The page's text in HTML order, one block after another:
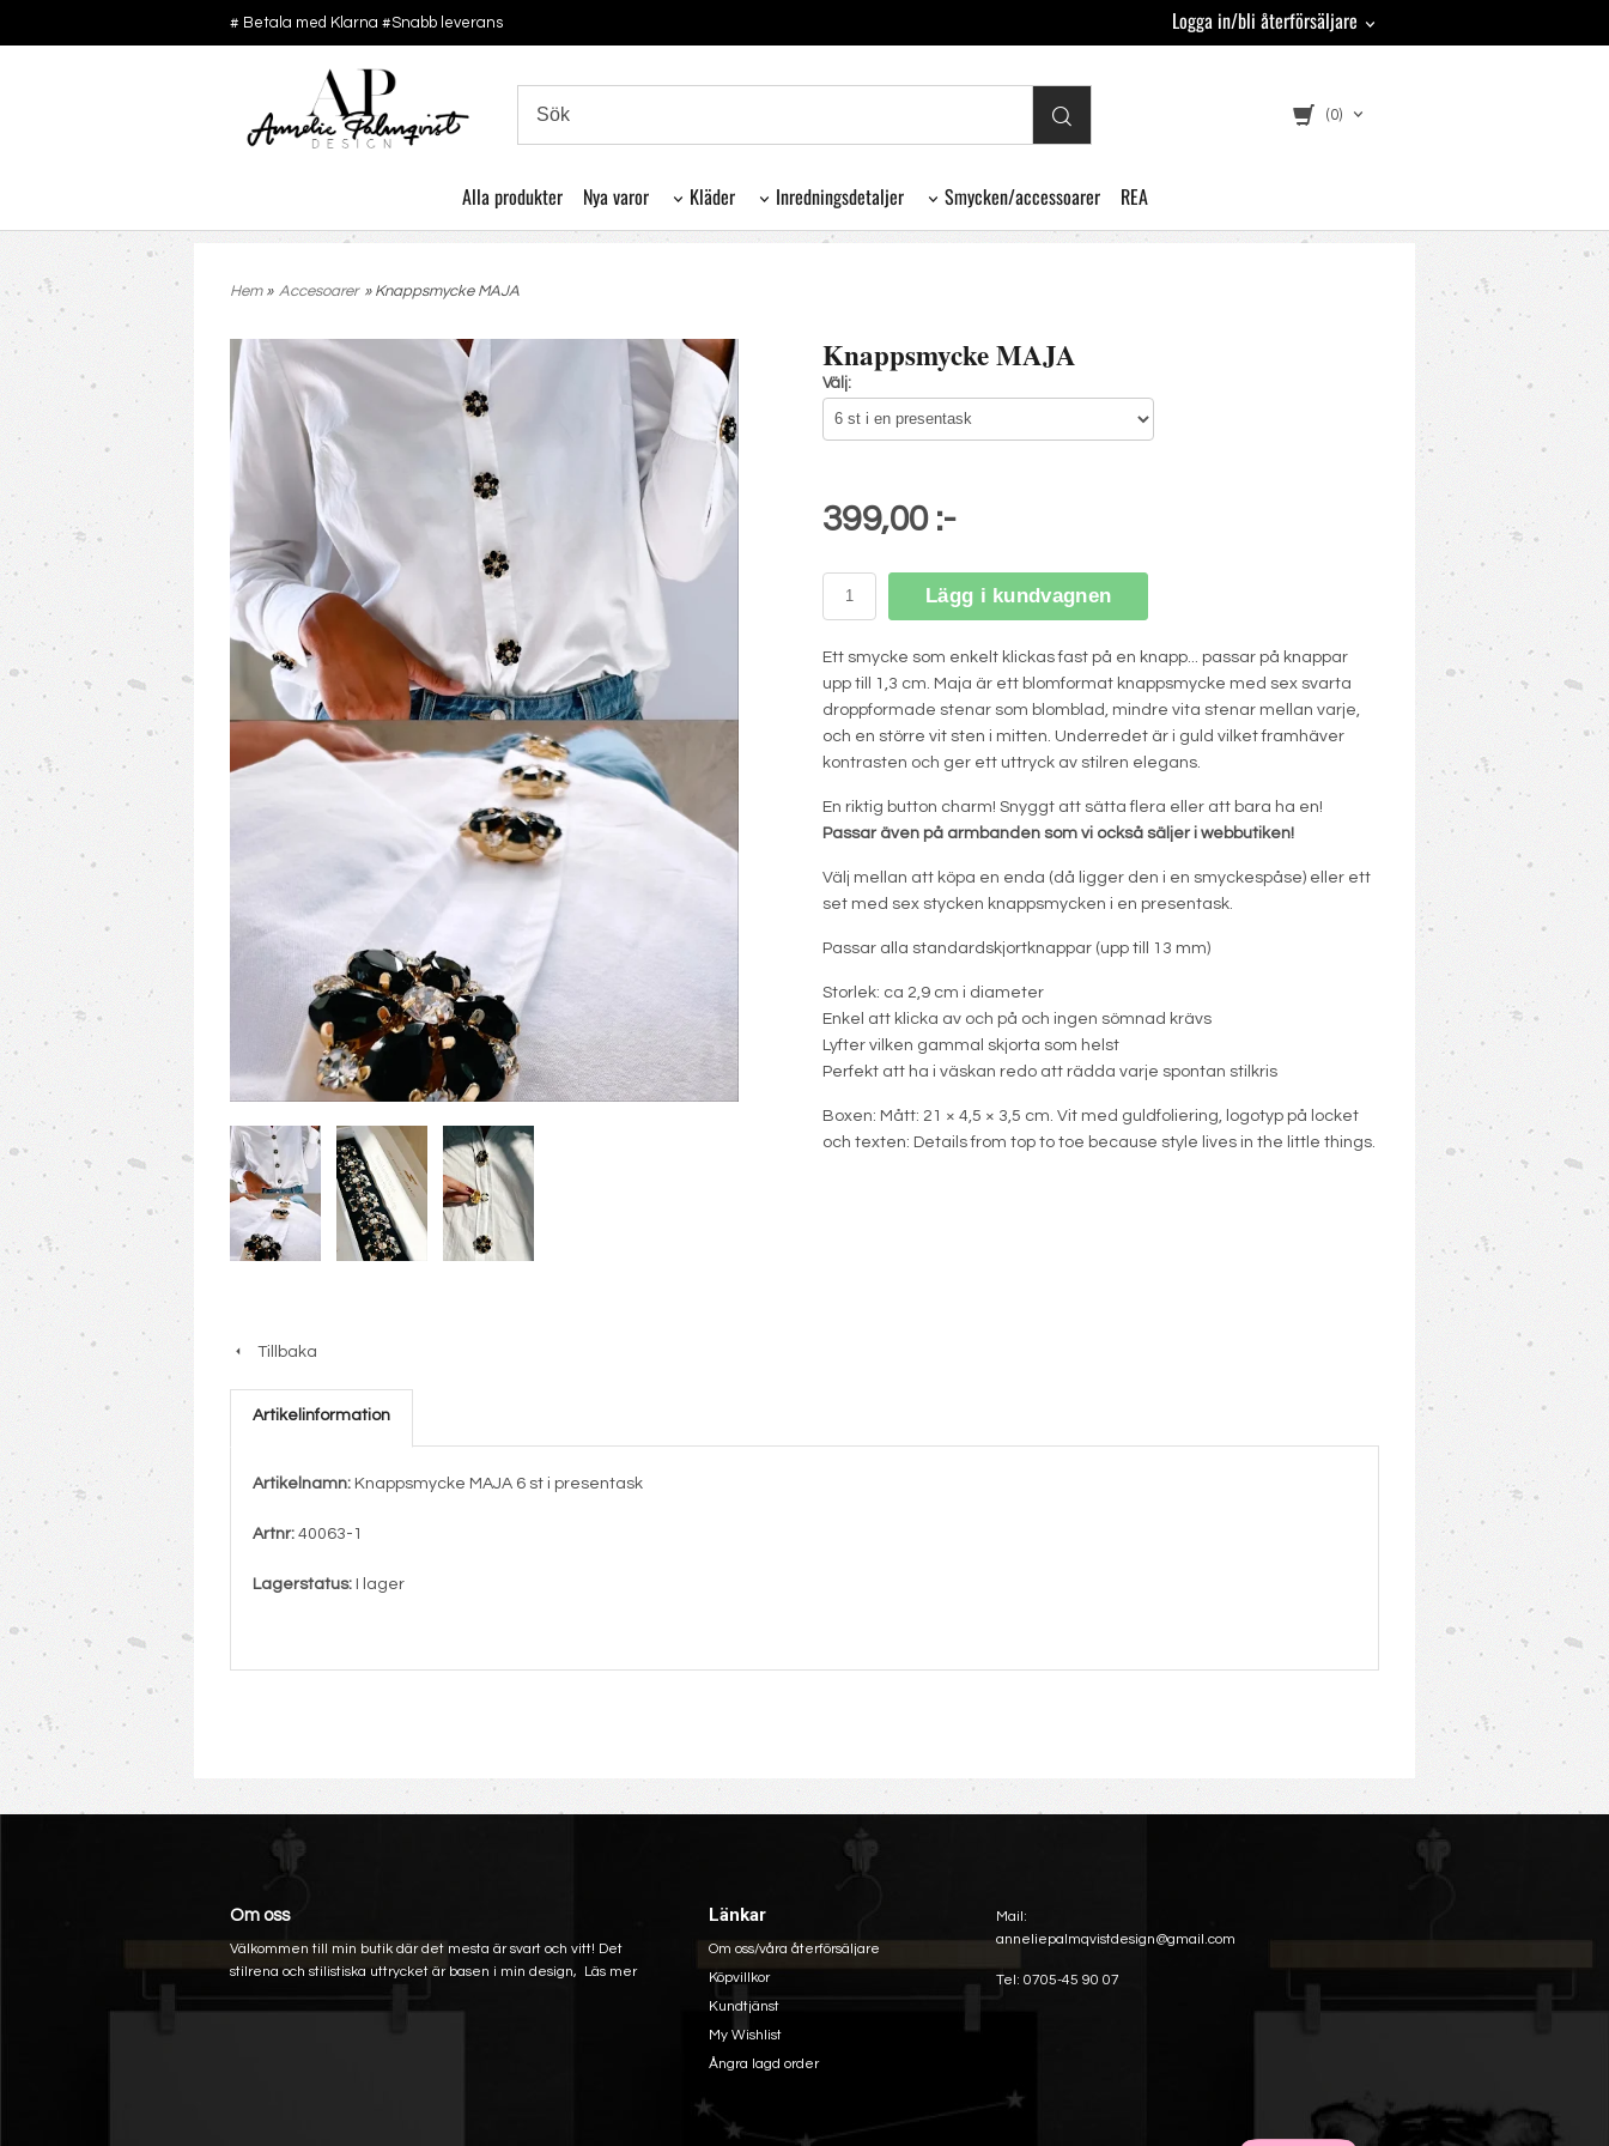
# Betala med Klarna #Snabb leverans Logga in/bli återförsäljare
(0)
Alla produkter Nya varor Kläder Inredningsdetaljer Smycken/accessoarer REA
Hem» Accesoarer » Knappsmycke MAJA
Knappsmycke MAJA
Välj:
399,00 :-
Lägg i kundvagnen
Ett smycke som enkelt klickas fast på en knapp... passar på knappar
upp till 1,3 cm. Maja är ett blomformat knappsmycke med sex svarta
droppformade stenar som blomblad, mindre vita stenar mellan varje,
och en större vit sten i mitten. Underredet är i guld vilket framhäver
kontrasten och ger ett uttryck av stilren elegans.
En riktig button charm! Snyggt att sätta flera eller att bara ha en!
Passar även på armbanden som vi också säljer i webbutiken!
Välj mellan att köpa en enda (då ligger den i en smyckespåse) eller ett
set med sex stycken knappsmycken i en presentask.
Passar alla standardskjortknappar (upp till 13 mm)
Storlek: ca 2,9 cm i diameter
Enkel att klicka av och på och ingen sömnad krävs
Lyfter vilken gammal skjorta som helst
Perfekt att ha i väskan redo att rädda varje spontan stilkris
Boxen: Mått: 21 × 4,5 × 3,5 cm. Vit med guldfoliering, logotyp på locket
och texten: Details from top to toe because style lives in the little things.
Tillbaka
Artikelinformation
Artikelnamn: Knappsmycke MAJA 6 st i presentask
Artnr: 40063-1
Lagerstatus: I lager
Om oss
Välkommen till min butik där det mesta är svart och vitt! Det
stilrena och stilistiska uttrycket är basen i min design, Läs mer
Länkar
Om oss/våra återförsäljare
Köpvillkor
Kundtjänst
My Wishlist
Ångra lagd order
Mail:
anneliepalmqvistdesign@gmail.com
Tel: 0705-45 90 07